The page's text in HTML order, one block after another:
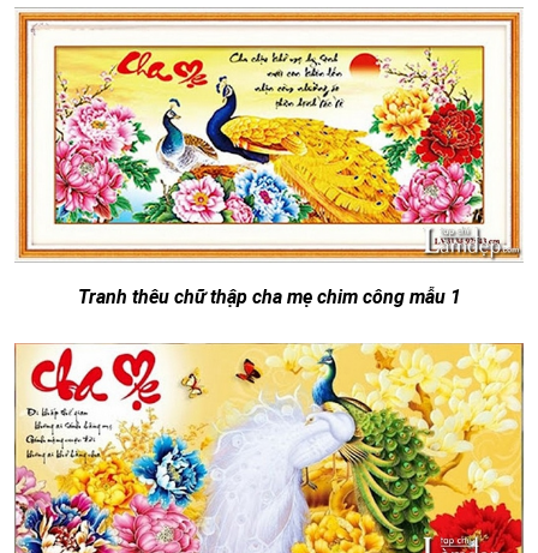
Tranh thêu chữ thập cha mẹ chim công mẫu 1